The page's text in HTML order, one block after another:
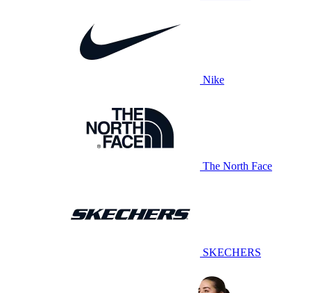
Nike
The North Face
SKECHERS